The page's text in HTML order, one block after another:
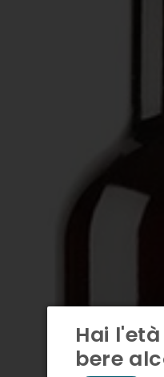
Hai
bere